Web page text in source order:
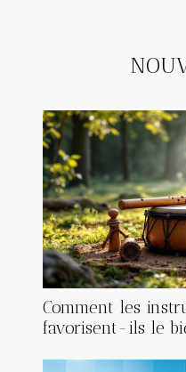
Comment les
favorisent-ils le